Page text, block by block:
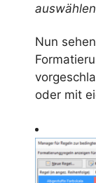
auswählen
Nun
oder mit